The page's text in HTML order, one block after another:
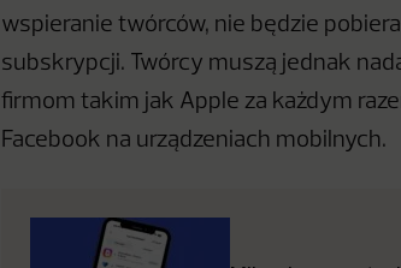
wspieranie twórców, nie będzie
subskrypcji. Twórcy muszą jednak
firmom takim jak Apple za każdym
Facebook na urządzeniach mobilnych.